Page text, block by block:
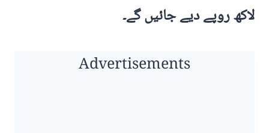
لاکھ روپے دیے جائیں گے۔
Advertisements